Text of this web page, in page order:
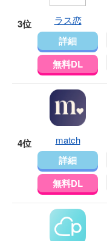
3位 ラス恋
詳細
無料DL
4位 match
詳細
無料DL